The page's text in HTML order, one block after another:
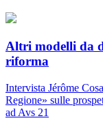
Altri modelli da
riforma
Intervista Jérôme
Regione» sulle
ad Avs 21